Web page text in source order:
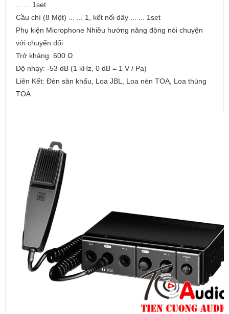
... ... 1set
Cầu chì (8 Một) ... ... 1, kết nối dây ... ... 1set
Phụ kiện Microphone Nhiều hướng năng động nói chuyện
với chuyển đổi
Trở kháng: 600 Ω
Độ nhạy: -53 dB (1 kHz, 0 dB = 1 V / Pa)
Liên Kết: Đèn sân khấu, Loa JBL, Loa nén TOA, Loa thùng
TOA